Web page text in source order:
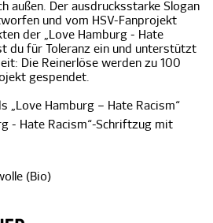
außen. Der ausdrucksstarke Slogan
und vom HSV-Fanprojekt
der „Love Hamburg - Hate
du für Toleranz ein und unterstützt
Die Reinerlöse werden zu 100
gespendet.
„Love Hamburg – Hate Racism“
- Hate Racism“-Schriftzug mit
(Bio)